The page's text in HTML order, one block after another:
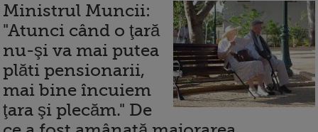
Ministrul Muncii:
"Atunci când o ţară
nu-şi va mai putea
plăti pensionarii,
mai bine încuiem
ţara şi plecăm." De